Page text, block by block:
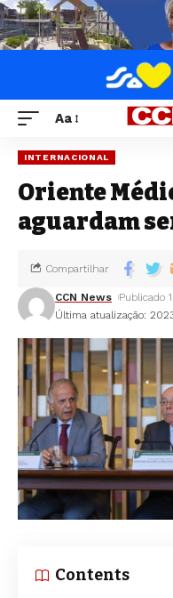
Aa
INTERNACIONAL
Oriente
aguardam
Última atualização:
CCN News Publicado
Compartilhar
Contents